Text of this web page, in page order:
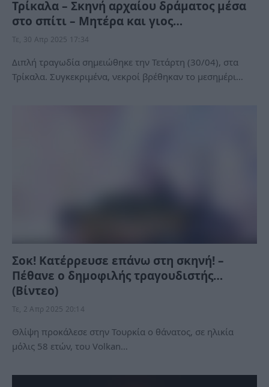
Τρίκαλα – Σκηνή αρχαίου δράματος μέσα
στο σπίτι – Μητέρα και γιος…
Τε, 30 Απρ 2025 17:34
Διπλή τραγωδία σημειώθηκε την Τετάρτη (30/04), στα
Τρίκαλα. Συγκεκριμένα, νεκροί βρέθηκαν το μεσημέρι…
Σοκ! Κατέρρευσε επάνω στη σκηνή! –
Πέθανε ο δημοφιλής τραγουδιστής…
(Βίντεο)
Τε, 2 Απρ 2025 20:14
Θλίψη προκάλεσε στην Τουρκία ο θάνατος, σε ηλικία
μόλις 58 ετών, του Volkan…